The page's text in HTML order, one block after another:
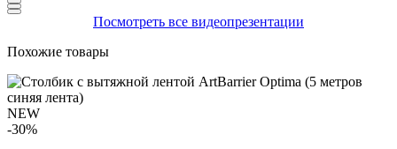
Посмотреть все видеопрезентации
Похожие товары
NEW
-30%